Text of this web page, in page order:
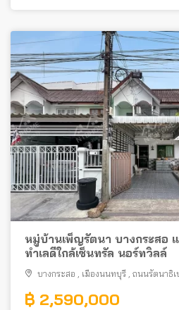
หมู่บ้านเพ็ญรัตนา บางกระสอ
ทำเลดีใกล้เซ็นทรัล นอร์ทวิลล์
บางกระสอ เมืองนนทบุรี ถนนรัตนาธิเ
฿ 2,590,000